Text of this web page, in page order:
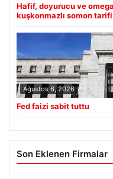
Hafif, doyurucu ve
kuşkonmazlı somon
Ağustos 6, 2026
Fed faizi sabit tuttu
Son Eklenen Firmalar